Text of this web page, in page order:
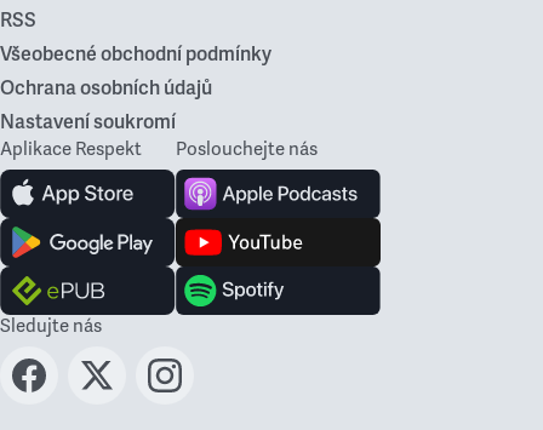
RSS
Všeobecné obchodní podmínky
Ochrana osobních údajů
Nastavení soukromí
Aplikace Respekt Poslouchejte nás
Sledujte nás